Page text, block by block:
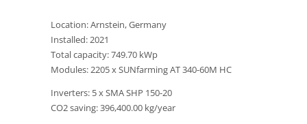
Location: Arnstein, Germany
Installed: 2021
Total capacity: 749.70 kWp
Modules: 2205 x SUNfarming AT 340-60M HC
Inverters: 5 x SMA SHP 150-20
CO2 saving: 396,400.00 kg/year